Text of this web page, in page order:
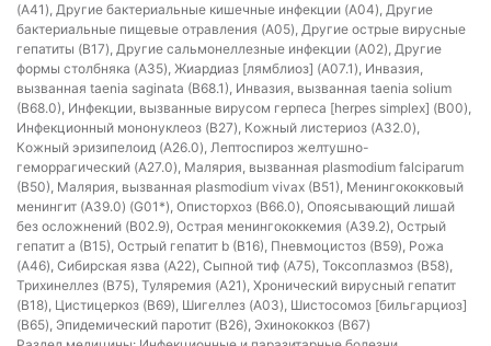
(A41), Другие бактериальные кишечные инфекции (A04), Другие
бактериальные пищевые отравления (A05), Другие острые вирусные
гепатиты (B17), Другие сальмонеллезные инфекции (A02), Другие
формы столбняка (A35), Жиардиаз [лямблиоз] (A07.1), Инвазия,
вызванная taenia saginata (B68.1), Инвазия, вызванная taenia solium
(B68.0), Инфекции, вызванные вирусом герпеса [herpes simplex] (B00),
Инфекционный мононуклеоз (B27), Кожный листериоз (A32.0),
Кожный эризипелоид (A26.0), Лептоспироз желтушно-
геморрагический (A27.0), Малярия, вызванная plasmodium falciparum
(B50), Малярия, вызванная plasmodium vivax (B51), Менингококковый
менингит (A39.0) (G01*), Описторхоз (B66.0), Опоясывающий лишай
без осложнений (B02.9), Острая менингококкемия (A39.2), Острый
гепатит a (B15), Острый гепатит b (B16), Пневмоцистоз (B59), Рожа
(A46), Сибирская язва (A22), Сыпной тиф (A75), Токсоплазмоз (B58),
Трихинеллез (B75), Туляремия (A21), Хронический вирусный гепатит
(B18), Цистицеркоз (B69), Шигеллез (A03), Шистосомоз [бильгарциоз]
(B65), Эпидемический паротит (B26), Эхинококкоз (B67)